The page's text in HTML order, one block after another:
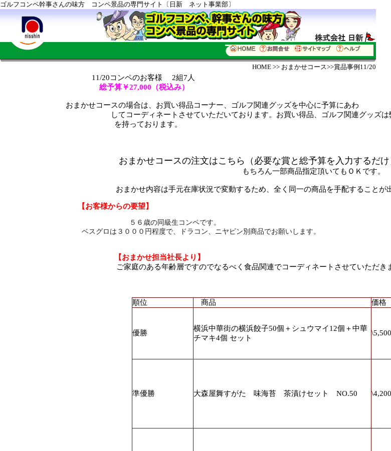
ゴルフコンペ幹事さんの味方 コンペ景品の専門サイト〔日新 ネット事業部〕
HOME >> おまかせコース>>賞品事例11/20
11/20コンペのお客様 2組7人
総予算￥27,000（税込み）
おまかせコースの場合は 、お買い得品コーナー ゴルフ関連グッズを中心に予算にあわ
してコーディネートさせていただいております。お買い得品、ゴルフ関連グッズは弊
を持っております。
おまかせコースの注文はこちら（ 必要な賞と総予算を入力するだ
もちろん一部商品指定頂いてもＯＫです。
おまかせ内容は手元在庫状況で変動するため、全く同一の商品を手配することが
【お客様からの要望】
５６歳の同級生コンペです。
ベスグロは３０００円程度で、ドラコン、 ニヤピン別商品でお願いします。
【おまかせ担当社長より】
ご家庭のある年齢層ですのでなるべく食品関連でコーディネートさせていただき
順位 商品 価格
優勝
横浜中華街の横浜餃子50個＋シュウマイ12個＋中華
チマキ4個 セット
\5,500
準優勝 大森屋舞すがた 味海苔 茶漬けセット NO.50 \4,200